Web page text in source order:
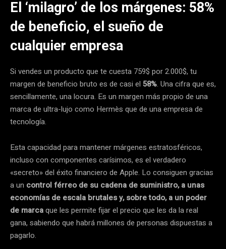
El ‘milagro’ de los márgenes: 58%
de beneficio, el sueño de
cualquier empresa
Si vendes un producto que te cuesta 759$ por 2.000$, tu
margen de beneficio bruto es de casi el 58%. Una cifra que es,
sencillamente, una locura. Es un margen más propio de una
marca de ultra-lujo como Hermès que de una empresa de
tecnología.
Esta capacidad para mantener márgenes estratosféricos,
incluso con componentes carísimos, es el verdadero
«secreto» del éxito financiero de Apple. Lo consiguen gracias
a un control férreo de su cadena de suministro, a unas
economías de escala brutales y, sobre todo, a un poder
de marcaque les permite fijar el precio que les da la real
gana, sabiendo que habrá millones de personas dispuestas a
pagarlo.